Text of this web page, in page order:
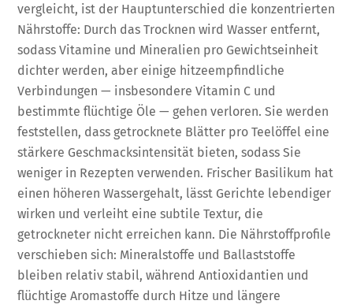
vergleicht, ist der Hauptunterschied die konzentrierten
Nährstoffe: Durch das Trocknen wird Wasser entfernt,
sodass Vitamine und Mineralien pro Gewichtseinheit
dichter werden, aber einige hitzeempfindliche
Verbindungen — insbesondere Vitamin C und
bestimmte flüchtige Öle — gehen verloren. Sie werden
feststellen, dass getrocknete Blätter pro Teelöffel eine
stärkere Geschmacksintensität bieten, sodass Sie
weniger in Rezepten verwenden. Frischer Basilikum hat
einen höheren Wassergehalt, lässt Gerichte lebendiger
wirken und verleiht eine subtile Textur, die
getrockneter nicht erreichen kann. Die Nährstoffprofile
verschieben sich: Mineralstoffe und Ballaststoffe
bleiben relativ stabil, während Antioxidantien und
flüchtige Aromastoffe durch Hitze und längere